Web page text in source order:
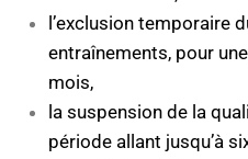
l’exclusion temporaire
entraînements, pour
mois,
la suspension de la
période allant jusqu’à